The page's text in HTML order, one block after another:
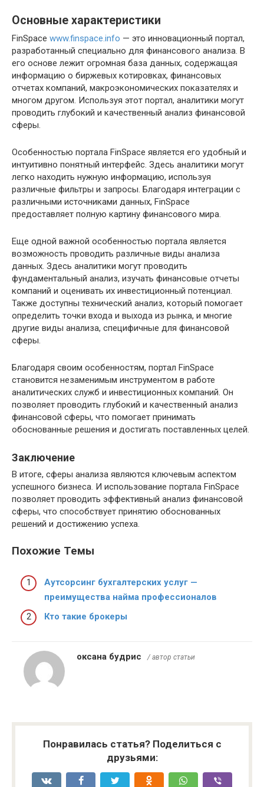
Основные характеристики
FinSpace www.finspace.info — это инновационный портал,
разработанный специально для финансового анализа. В
его основе лежит огромная база данных, содержащая
информацию о биржевых котировках, финансовых
отчетах компаний, макроэкономических показателях и
многом другом. Используя этот портал, аналитики могут
проводить глубокий и качественный анализ финансовой
сферы.
Особенностью портала FinSpace является его удобный и
интуитивно понятный интерфейс. Здесь аналитики могут
легко находить нужную информацию, используя
различные фильтры и запросы. Благодаря интеграции с
различными источниками данных, FinSpace
предоставляет полную картину финансового мира.
Еще одной важной особенностью портала является
возможность проводить различные виды анализа
данных. Здесь аналитики могут проводить
фундаментальный анализ, изучать финансовые отчеты
компаний и оценивать их инвестиционный потенциал.
Также доступны технический анализ, который помогает
определить точки входа и выхода из рынка, и многие
другие виды анализа, специфичные для финансовой
сферы.
Благодаря своим особенностям, портал FinSpace
становится незаменимым инструментом в работе
аналитических служб и инвестиционных компаний. Он
позволяет проводить глубокий и качественный анализ
финансовой сферы, что помогает принимать
обоснованные решения и достигать поставленных целей.
Заключение
В итоге, сферы анализа являются ключевым аспектом
успешного бизнеса. И использование портала FinSpace
позволяет проводить эффективный анализ финансовой
сферы, что способствует принятию обоснованных
решений и достижению успеха.
Похожие Темы
Аутсорсинг бухгалтерских услуг —
преимущества найма профессионалов
Кто такие брокеры
оксана будрис / автор статьи
Понравилась статья? Поделиться с
друзьями: